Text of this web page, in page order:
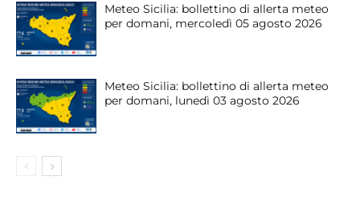
Meteo Sicilia: bollettino di allerta meteo
per domani, mercoledì 05 agosto 2026
Meteo Sicilia: bollettino di allerta meteo
per domani, lunedì 03 agosto 2026